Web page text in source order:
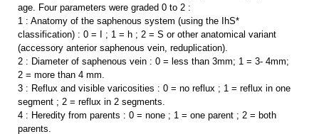
age. Four parameters were graded 0 to 2 :
1 : Anatomy of the saphenous system (using the IhS*
classification) : 0 = I ; 1 = h ; 2 = S or other anatomical variant
(accessory anterior saphenous vein, reduplication).
2 : Diameter of saphenous vein : 0 = less than 3mm; 1 = 3- 4mm;
2 = more than 4 mm.
3 : Reflux and visible varicosities : 0 = no reflux ; 1 = reflux in one
segment ; 2 = reflux in 2 segments.
4 : Heredity from parents : 0 = none ; 1 = one parent ; 2 = both
parents.